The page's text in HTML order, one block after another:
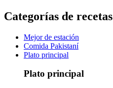
Categorías de recetas
Mejor de estación
Comida Pakistaní
Plato principal
Plato principal